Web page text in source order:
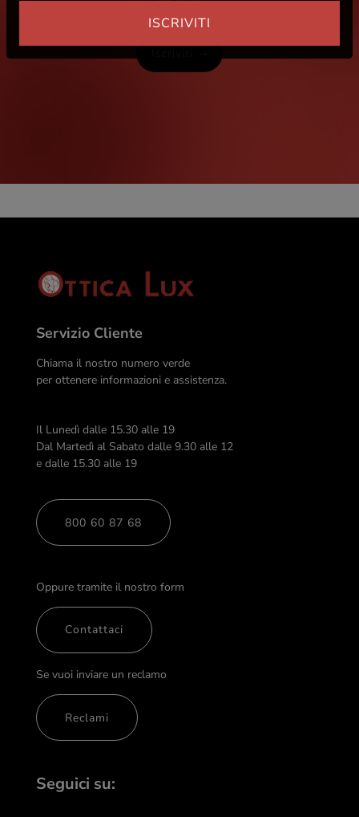
Servizio Cliente
Chiama il nostro numero verde
per ottenere informazioni e assistenza.
Il Lunedì dalle 15.30 alle 19
Dal Martedì al Sabato dalle 9.30 alle 12
e dalle 15.30 alle 19
800 60 87 68
Oppure tramite il nostro form
Contattaci
Se vuoi inviare un reclamo
Reclami
Seguici su:
ISCRIVITI